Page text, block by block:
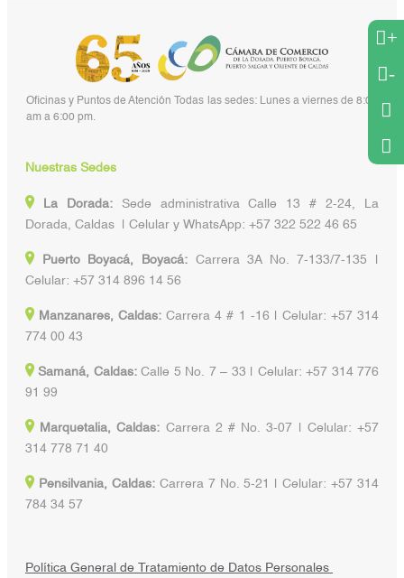
+
-
Oficinas y Puntos de Atención Todas las sedes: Lunes a viernes de 8:00
am a 6:00 pm.
Nuestras Sedes
La Dorada:Sede administrativa Calle 13 # 2-24, La
Dorada, Caldas | Celular y WhatsApp: +57 322 522 46 65
Puerto Boyacá, Boyacá:Carrera 3A No. 7-133/7-135 |
Celular: +57 314 896 14 56
Manzanares, Caldas: Carrera 4 # 1 -16 | Celular: +57 314
774 00 43
Samaná, Caldas:Calle 5 No. 7 – 33 | Celular: +57 314 776
91 99
Marquetalia, Caldas: Carrera 2 # No. 3-07 | Celular: +57
314 778 71 40
Pensilvania, Caldas:Carrera 7 No. 5-21 | Celular: +57 314
784 34 57
Política General de Tratamiento de Datos Personales